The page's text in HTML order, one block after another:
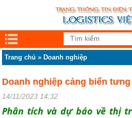
Trang chủ » Doanh nghiệp
Doanh nghiệp cảng biển
14/11/2023 14:32
Phân tích và dự báo về thị